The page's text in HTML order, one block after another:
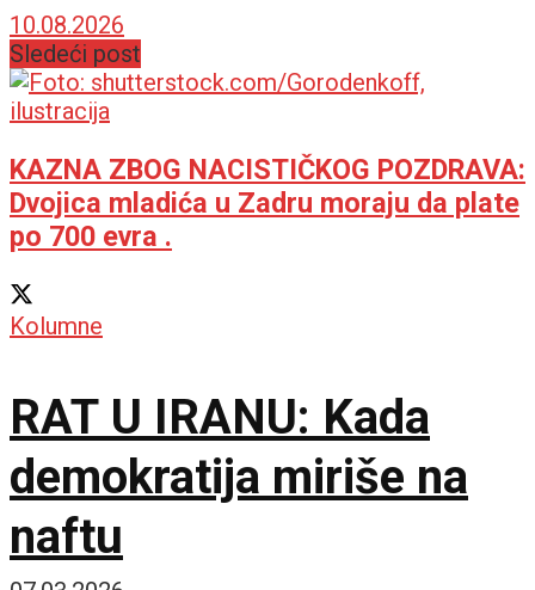
ukrstili rogove
10.08.2026
Sledeći post
KAZNA ZBOG NACISTIČKOG POZDRAVA:
Dvojica mladića u Zadru moraju da plate
po 700 evra .
Kolumne
RAT U IRANU: Kada
demokratija miriše na
naftu